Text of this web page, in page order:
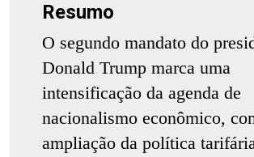
Resumo
O segundo mandato do
Donald Trump marca uma
intensificação da agenda de
nacionalismo econômico,
ampliação da política